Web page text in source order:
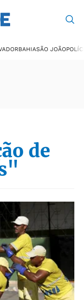
BAHIASÃO JOÃO
de